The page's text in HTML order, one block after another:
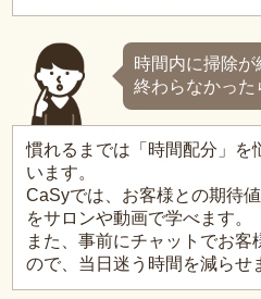
時間内に掃除
終わらなかった
慣れるまでは「時間配分」を
います。
CaSyでは、お客様との期待
をサロンや動画で学べます。
また、事前にチャットでお客
ので、当日迷う時間を減らせ